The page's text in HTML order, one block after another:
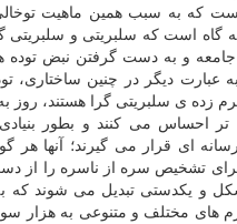
كه به سبب همین ماهیت
به گاه است كه سلبریتی و سلبریتی
و به دست گرفتن نبض توده
دیگر در چنین ساختاری،
زده ی سلبریتی گرا هستند، روز
تر احساس می كنند و بطور
ای قرار می گیرند؛ آنها هر
تشخیص سره از ناسره را از
و یكدستی تبدیل می شوند كه
های مختلف و متنوعی به هزار